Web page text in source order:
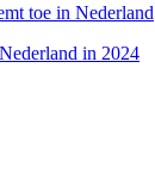
toe in Nederland
in 2024